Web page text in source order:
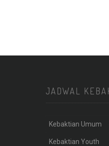
JADWAL
Kebaktian Umum
Kebaktian Youth